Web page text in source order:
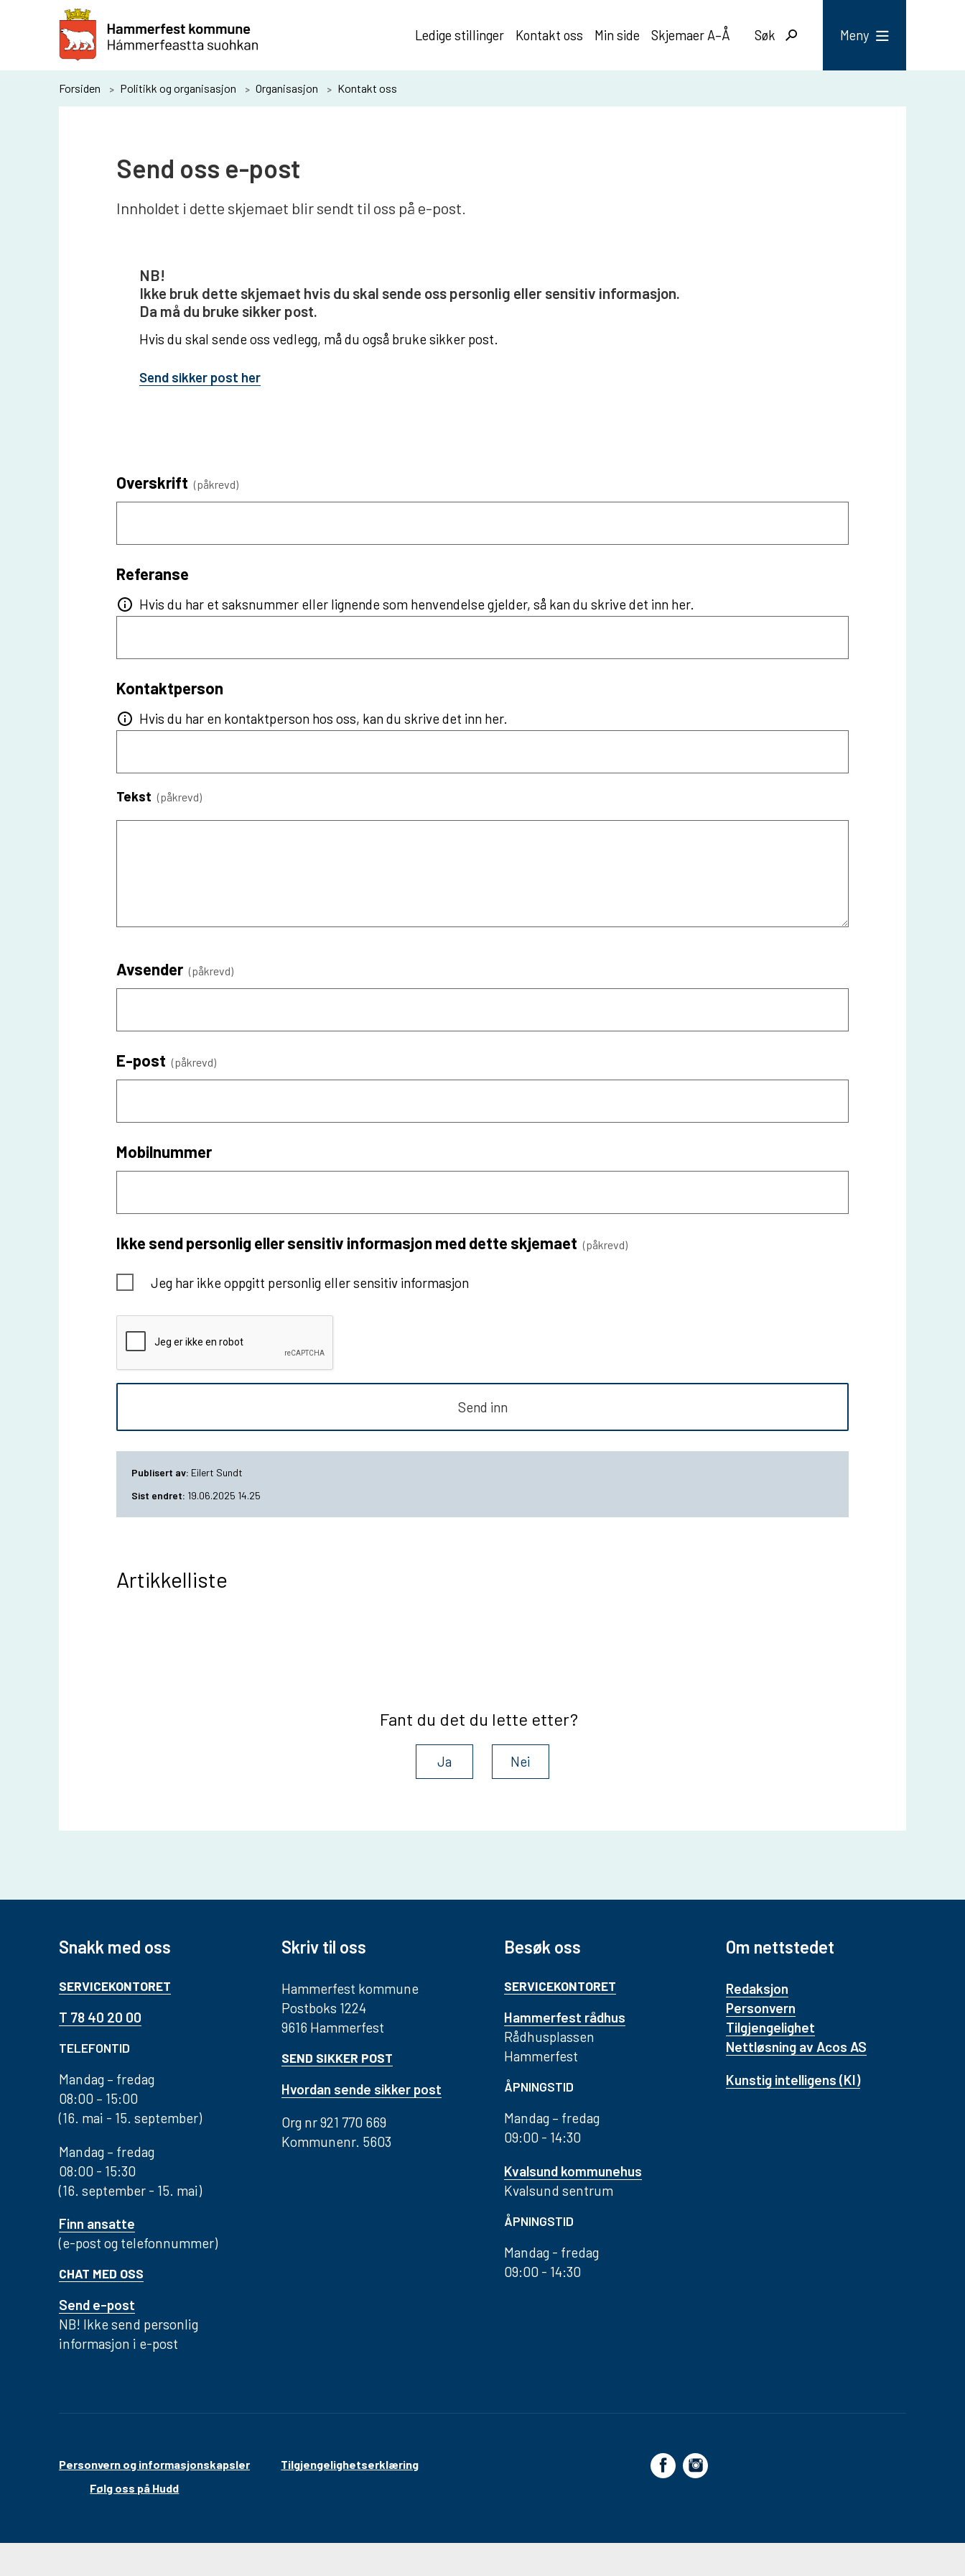
H
a
m
m
e
Ledige stillinger Kontakt oss Min side Skjemaer A–Å Søk Meny
Du
er
Forsiden Politikk og organisasjon Organisasjon Kontakt oss
Send oss e-post
Innholdet i dette skjemaet blir sendt til oss på e-post.
NB!
Ikke bruk dette skjemaet hvis du skal sende oss personlig eller sensitiv informasjon.
Da må du bruke sikker post.
Hvis du skal sende oss vedlegg, må du også bruke sikker post.
Send sikker post her
Overskrift (påkrevd)
Referanse
Hvis du har et saksnummer eller lignende som henvendelse gjelder, så kan du skrive det inn her.
Kontaktperson
Hvis du har en kontaktperson hos oss, kan du skrive det inn her.
Tekst (påkrevd)
Avsender (påkrevd)
E-post (påkrevd)
Mobilnummer
Ikke send personlig eller sensitiv informasjon med dette skjemaet (påkrevd)
Jeg har ikke oppgitt personlig eller sensitiv informasjon
Send inn
Publisert av Eilert Sundt
Sist endret 19.06.2025 14.25
Artikkelliste
Fant du det du lette etter?
Ja Nei
Snakk med oss
SERVICEKONTORET
T 78 40 20 00
TELEFONTID
Mandag – fredag
08:00 – 15:00
(16. mai - 15. september)
Mandag – fredag
08:00 - 15:30
(16. september - 15. mai)
Finn ansatte
(e-post og telefonnummer)
CHAT MED OSS
Send e-post
NB! Ikke send personlig
informasjon i e-post
Skriv til oss
Hammerfest kommune
Postboks 1224
9616 Hammerfest
SEND SIKKER POST
Hvordan sende sikker post
Org nr 921 770 669
Kommunenr. 5603
Besøk oss
SERVICEKONTORET
Hammerfest rådhus
Rådhusplassen
Hammerfest
ÅPNINGSTID
Mandag – fredag
09:00 - 14:30
Kvalsund kommunehus
Kvalsund sentrum
ÅPNINGSTID
Mandag - fredag
09:00 - 14:30
Om nettstedet
Redaksjon
Personvern
Tilgjengelighet
Nettløsning av Acos AS
Kunstig intelligens (KI)
Personvern og informasjonskapsler
Tilgjengelighetserklæring
Følg oss på Hudd